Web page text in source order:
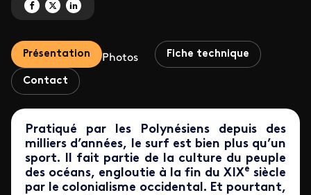
Partagez 'Surf, le feu sacré' sur Facebook
Partagez 'Surf, le feu sacré' sur X
Partagez 'Surf, le feu sacré' sur LinkedIn
Présentation Photos Fiche technique
Contact
Pratiqué par les Polynésiens depuis des
milliers d’années, le surf est bien plus qu’un
sport. Il fait partie de la culture du peuple
des océans, engloutie à la fin du XIXe siècle
par le colonialisme occidental. Et pourtant,